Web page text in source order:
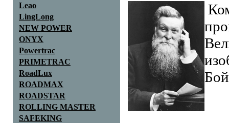
Leao
LingLong
NEW POWER
ONYX
Powertrac
PRIMETRAC
RoadLux
ROADMAX
ROADSTAR
ROLLING MASTER
SAFEKING